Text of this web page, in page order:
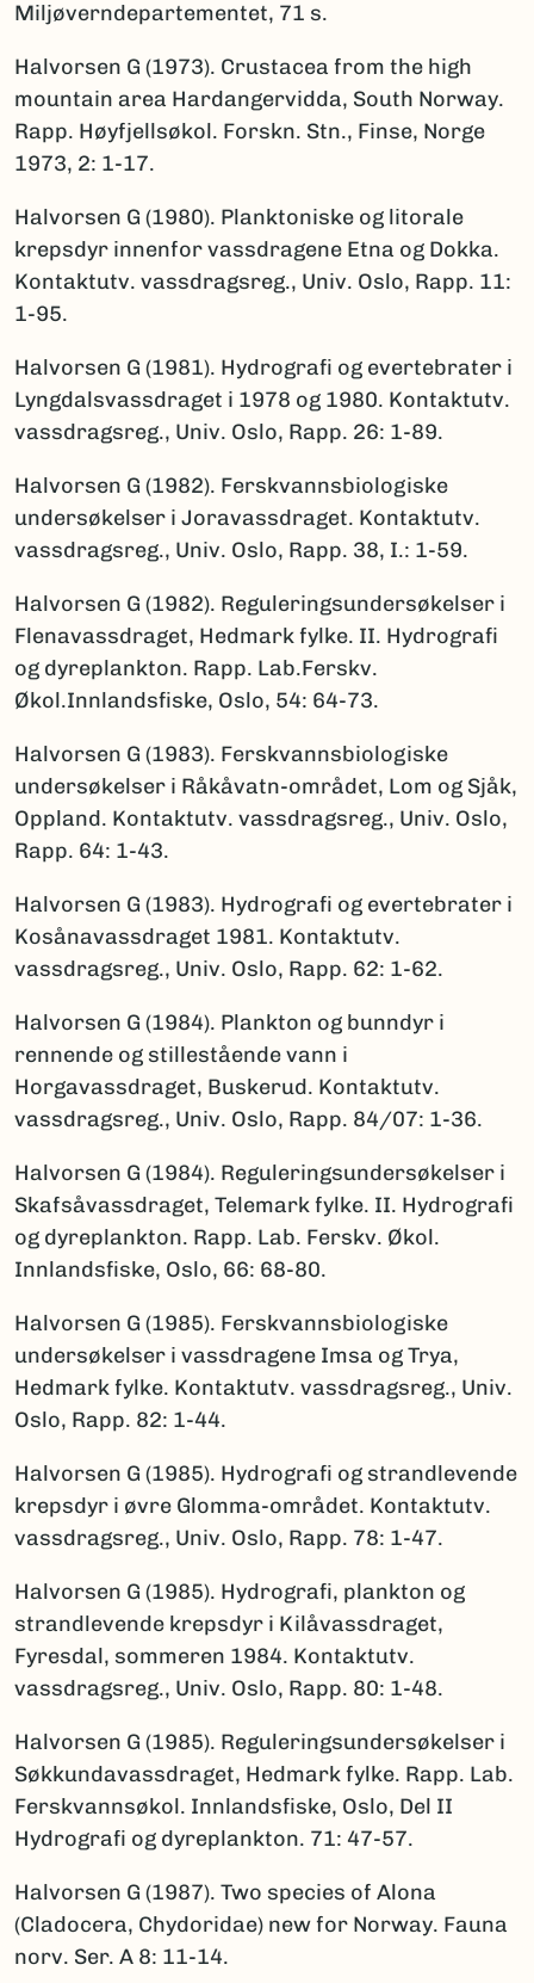
Miljøverndepartementet, 71 s.
Halvorsen G (1973). Crustacea from the high
mountain area Hardangervidda, South Norway.
Rapp. Høyfjellsøkol. Forskn. Stn., Finse, Norge
1973, 2: 1-17.
Halvorsen G (1980). Planktoniske og litorale
krepsdyr innenfor vassdragene Etna og Dokka.
Kontaktutv. vassdragsreg., Univ. Oslo, Rapp. 11:
1-95.
Halvorsen G (1981). Hydrografi og evertebrater i
Lyngdalsvassdraget i 1978 og 1980. Kontaktutv.
vassdragsreg., Univ. Oslo, Rapp. 26: 1-89.
Halvorsen G (1982). Ferskvannsbiologiske
undersøkelser i Joravassdraget. Kontaktutv.
vassdragsreg., Univ. Oslo, Rapp. 38, I.: 1-59.
Halvorsen G (1982). Reguleringsundersøkelser i
Flenavassdraget, Hedmark fylke. II. Hydrografi
og dyreplankton. Rapp. Lab.Ferskv.
Økol.Innlandsfiske, Oslo, 54: 64-73.
Halvorsen G (1983). Ferskvannsbiologiske
undersøkelser i Råkåvatn-området, Lom og Sjåk,
Oppland. Kontaktutv. vassdragsreg., Univ. Oslo,
Rapp. 64: 1-43.
Halvorsen G (1983). Hydrografi og evertebrater i
Kosånavassdraget 1981. Kontaktutv.
vassdragsreg., Univ. Oslo, Rapp. 62: 1-62.
Halvorsen G (1984). Plankton og bunndyr i
rennende og stillestående vann i
Horgavassdraget, Buskerud. Kontaktutv.
vassdragsreg., Univ. Oslo, Rapp. 84/07: 1-36.
Halvorsen G (1984). Reguleringsundersøkelser i
Skafsåvassdraget, Telemark fylke. II. Hydrografi
og dyreplankton. Rapp. Lab. Ferskv. Økol.
Innlandsfiske, Oslo, 66: 68-80.
Halvorsen G (1985). Ferskvannsbiologiske
undersøkelser i vassdragene Imsa og Trya,
Hedmark fylke. Kontaktutv. vassdragsreg., Univ.
Oslo, Rapp. 82: 1-44.
Halvorsen G (1985). Hydrografi og strandlevende
krepsdyr i øvre Glomma-området. Kontaktutv.
vassdragsreg., Univ. Oslo, Rapp. 78: 1-47.
Halvorsen G (1985). Hydrografi, plankton og
strandlevende krepsdyr i Kilåvassdraget,
Fyresdal, sommeren 1984. Kontaktutv.
vassdragsreg., Univ. Oslo, Rapp. 80: 1-48.
Halvorsen G (1985). Reguleringsundersøkelser i
Søkkundavassdraget, Hedmark fylke. Rapp. Lab.
Ferskvannsøkol. Innlandsfiske, Oslo, Del II
Hydrografi og dyreplankton. 71: 47-57.
Halvorsen G (1987). Two species of Alona
(Cladocera, Chydoridae) new for Norway. Fauna
norv. Ser. A 8: 11-14.